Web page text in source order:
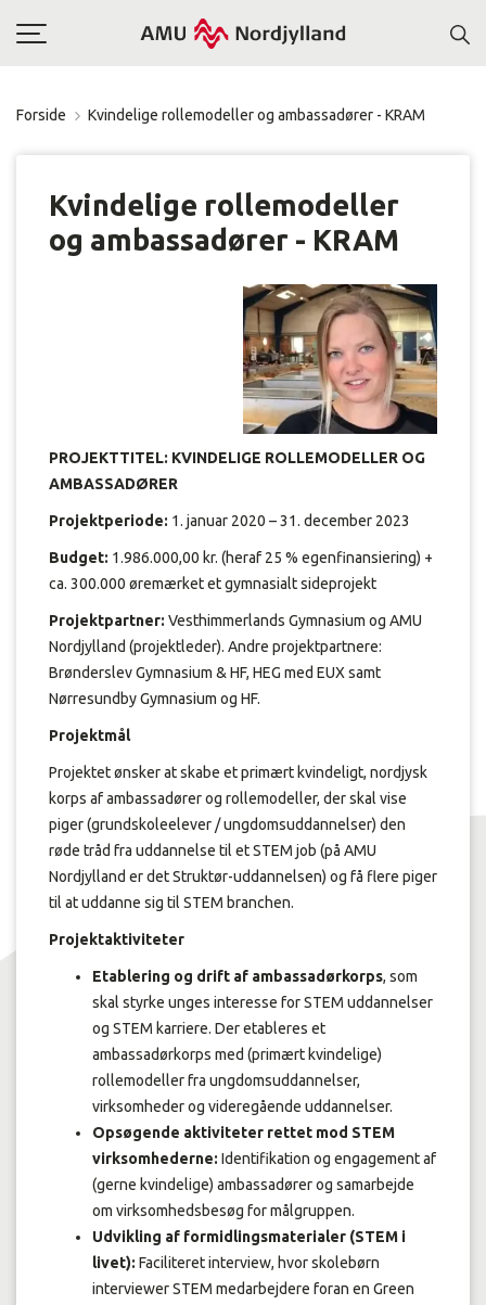
Toggle
Forside Kvindelige rollemodeller og ambassadører - KRAM
Kvindelige rollemodeller
og ambassadører - KRAM
PROJEKTTITEL: KVINDELIGE ROLLEMODELLER OG
AMBASSADØRER
Projektperiode: 1. januar 2020 – 31. december 2023
Budget: 1.986.000,00 kr. (heraf 25 % egenfinansiering) +
ca. 300.000 øremærket et gymnasialt sideprojekt
Projektpartner: Vesthimmerlands Gymnasium og AMU
Nordjylland (projektleder). Andre projektpartnere:
Brønderslev Gymnasium & HF, HEG med EUX samt
Nørresundby Gymnasium og HF.
Projektmål
Projektet ønsker at skabe et primært kvindeligt, nordjysk
korps af ambassadører og rollemodeller, der skal vise
piger (grundskoleelever / ungdomsuddannelser) den
røde tråd fra uddannelse til et STEM job (på AMU
Nordjylland er det Struktør-uddannelsen) og få flere piger
til at uddanne sig til STEM branchen.
Projektaktiviteter
Etablering og drift af ambassadørkorps, som
skal styrke unges interesse for STEM uddannelser
og STEM karriere. Der etableres et
ambassadørkorps med (primært kvindelige)
rollemodeller fra ungdomsuddannelser,
virksomheder og videregående uddannelser.
Opsøgende aktiviteter rettet mod STEM
virksomhederne: Identifikation og engagement af
(gerne kvindelige) ambassadører og samarbejde
om virksomhedsbesøg for målgruppen.
Udvikling af formidlingsmaterialer (STEM i
livet): Faciliteret interview, hvor skolebørn
interviewer STEM medarbejdere foran en Green